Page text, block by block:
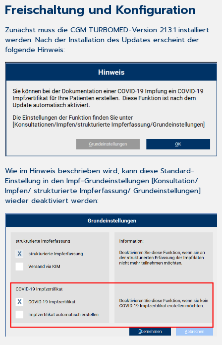
von
COVID-
19
Impfzertifikaten
So
stellen
den
digitalen
Impfnachweis
direkt
oder
nachträglich
für-
Schritt-
Anleitung)
So
stellen
Sie
COVID-
19
Genesenenzertifikat
für
Telematik
Infrastruktur
setzen
Freischaltung und Konfiguration
Zunächst muss die CGM TURBOMED-Version 21.3.1 installiert
werden. Nach der Installation des Updates erscheint der
folgende Hinweis:
Wie im Hinweis beschrieben wird, kann diese Standard-
Einstellung in den Impf-Grundeinstellungen [Konsultation/
Impfen/ strukturierte Impferfassung/ Grundeinstellungen]
wieder deaktiviert werden: